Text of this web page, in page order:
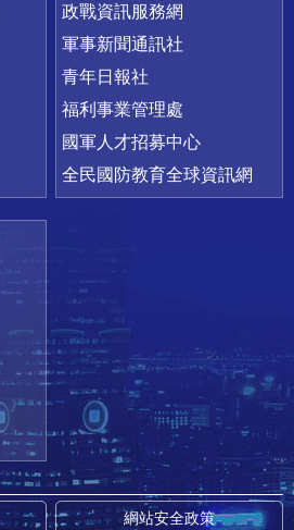
政戰資訊服務網
軍事新聞通訊社
青年日報社
福利事業管理處
國軍人才招募中心
全民國防教育全球資訊網
網站安全政策